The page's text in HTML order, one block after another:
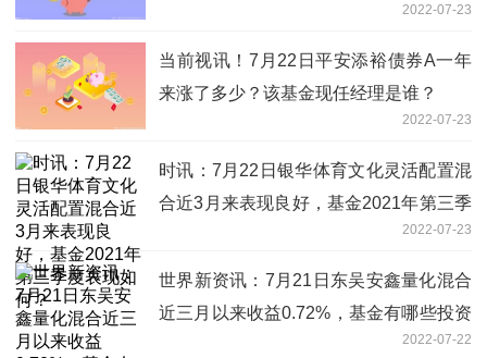
2022-07-23
当前视讯！7月22日平安添裕债券A一年
来涨了多少？该基金现任经理是谁？
2022-07-23
时讯：7月22日银华体育文化灵活配置混
合近3月来表现良好，基金2021年第三季
2022-07-23
世界新资讯：7月21日东吴安鑫量化混合
近三月以来收益0.72%，基金有哪些投资
2022-07-22